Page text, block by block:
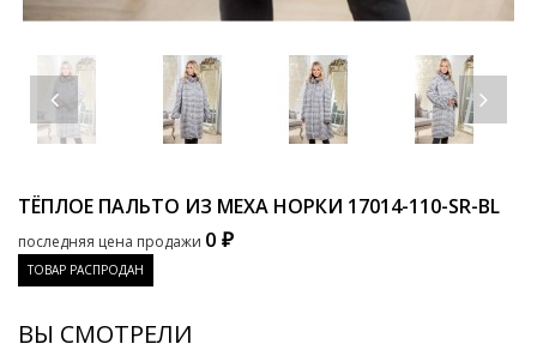
ТЁПЛОЕ ПАЛЬТО ИЗ МЕХА НОРКИ 17014-110-SR-BL
последняя цена продажи 0 ₽
ТОВАР РАСПРОДАН
ВЫ СМОТРЕЛИ